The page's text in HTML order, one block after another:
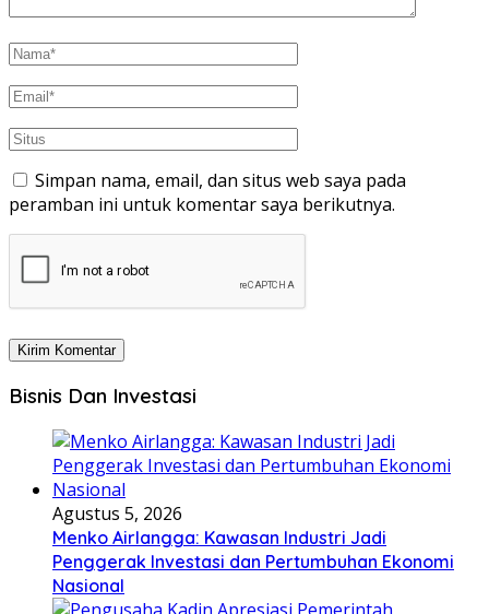
Simpan nama, email, dan situs web saya pada
peramban ini untuk komentar saya berikutnya.
Bisnis Dan Investasi
Agustus 5, 2026
Menko Airlangga: Kawasan Industri Jadi
Penggerak Investasi dan Pertumbuhan Ekonomi
Nasional